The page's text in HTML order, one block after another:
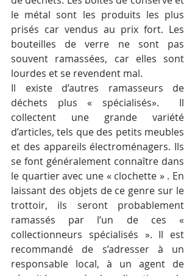
le métal sont les produits les plus
prisés car vendus au prix fort. Les
bouteilles de verre ne sont pas
souvent ramassées, car elles sont
lourdes et se revendent mal.
Il existe d’autres ramasseurs de
déchets plus « spécialisés».  Il
collectent une grande variété
d’articles, tels que des petits meubles
et des appareils électroménagers. Ils
se font généralement connaître dans
le quartier avec une « clochette » . En
laissant des objets de ce genre sur le
trottoir, ils seront probablement
ramassés par l’un de ces «
collectionneurs spécialisés ». Il est
recommandé de s’adresser à un
responsable local, à un agent de